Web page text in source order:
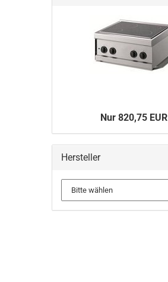
Nur 820,75 EUR
Hersteller